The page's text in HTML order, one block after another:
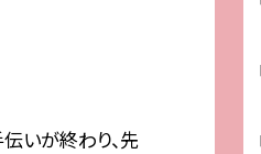
いが終わり、先